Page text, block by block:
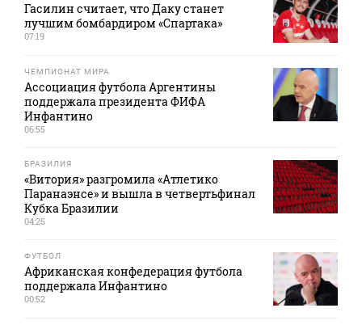
Гасилин считает, что Даку станет
лучшим бомбардиром «Спартака»
07:19
ЧЕМПИОНАТ МИРА
Ассоциация футбола Аргентины
поддержала президента ФИФА
Инфантино
06:55
БРАЗИЛИЯ
«Витория» разгромила «Атлетико
Паранаэнсе» и вышла в четвертьфинал
Кубка Бразилии
04:25
ФУТБОЛ
Африканская конфедерация футбола
поддержала Инфантино
00:52